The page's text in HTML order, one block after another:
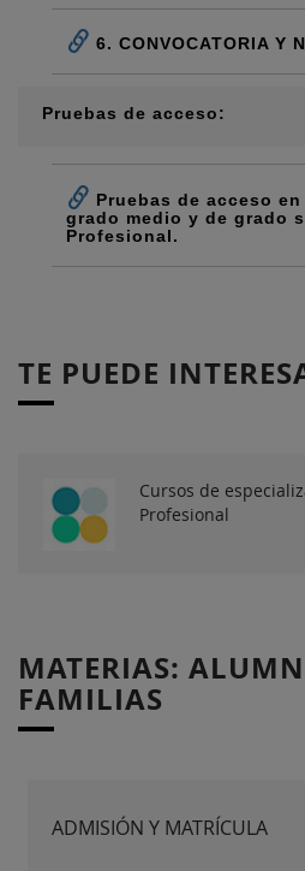
6. CONVOCATORIA Y
Pruebas de acceso:
Pruebas de acceso
grado medio y de grado
Profesional.
TE PUEDE
Cursos de
Profesional
MATERIAS:
FAMILIAS
ADMISIÓN Y MATRÍCULA